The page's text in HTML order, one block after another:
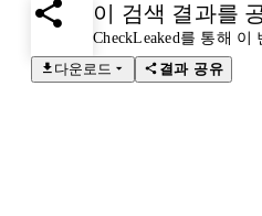
이 검색 결과를
CheckLeaked를 통해
다운로드
결과 공유